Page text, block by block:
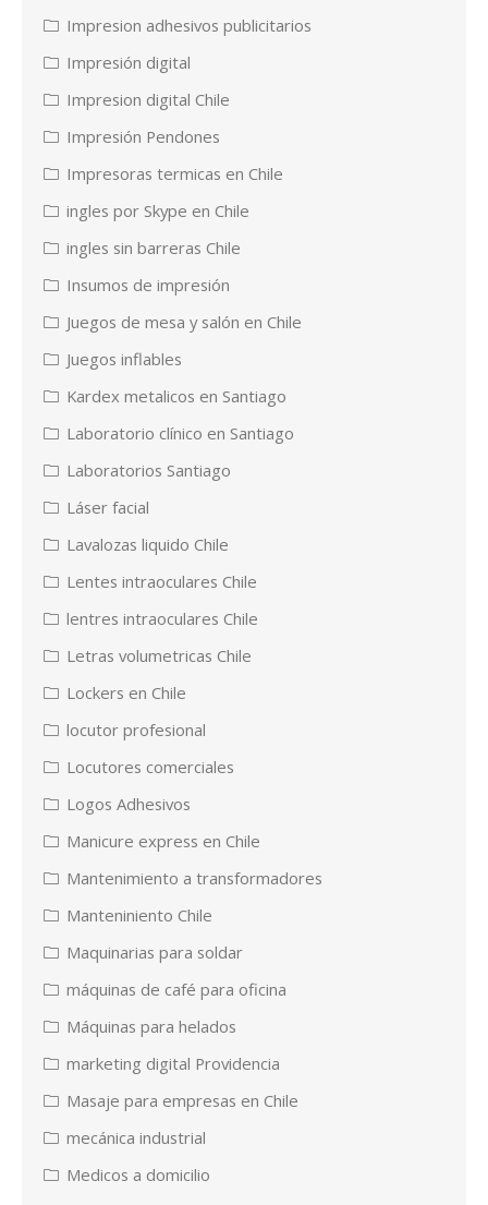
Impresion adhesivos publicitarios
Impresión digital
Impresion digital Chile
Impresión Pendones
Impresoras termicas en Chile
ingles por Skype en Chile
ingles sin barreras Chile
Insumos de impresión
Juegos de mesa y salón en Chile
Juegos inflables
Kardex metalicos en Santiago
Laboratorio clínico en Santiago
Laboratorios Santiago
Láser facial
Lavalozas liquido Chile
Lentes intraoculares Chile
lentres intraoculares Chile
Letras volumetricas Chile
Lockers en Chile
locutor profesional
Locutores comerciales
Logos Adhesivos
Manicure express en Chile
Mantenimiento a transformadores
Manteniniento Chile
Maquinarias para soldar
máquinas de café para oficina
Máquinas para helados
marketing digital Providencia
Masaje para empresas en Chile
mecánica industrial
Medicos a domicilio